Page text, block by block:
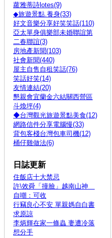
蘿雅蒂詩lotes(9)
◆旅遊景點.養身(33)
好文音樂分享好笑笑話(110)
亞太單身俱樂部未婚聯誼第
二春聯誼(3)
房地產新聞(103)
社會新聞(440)
屋主自售自租笑話(76)
笑話好笑(14)
友情連結(20)
懇親會宜蘭金六結關西營區
斗煥坪(4)
◆台灣觀光旅遊景點美食(12)
網路信件分享電腦慢(33)
背包客棧台灣包車司機(12)
桶仔雞做法(6)
日誌更新
住飯店十大禁忌
許\效舜「撞臉」越南山神
自嘲：可收
行竊良心不安 單親媽自白書
求原諒
李炳輝在家一條蟲 妻遭冷落
想分手